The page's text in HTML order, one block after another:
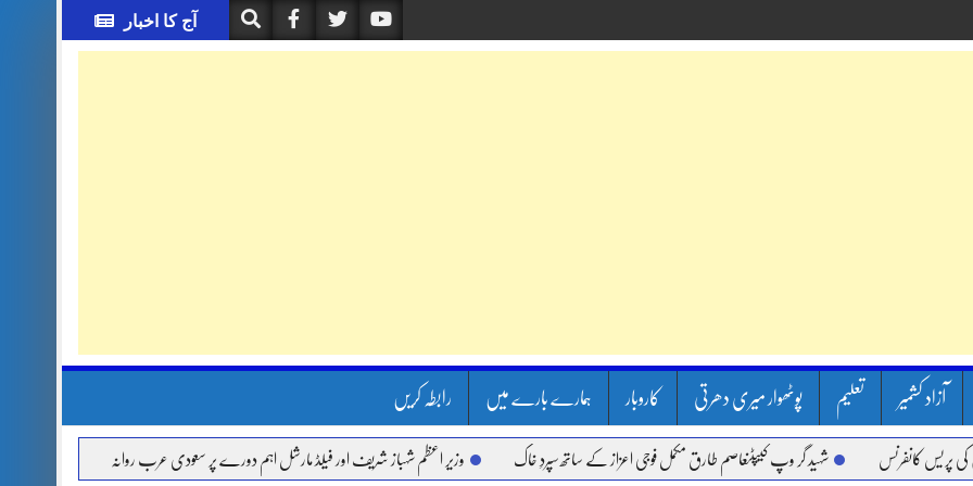
آج کا اخبار
آزاد کشمیر تعلیم پوٹھوار میری دھرتی کاروبار ہمارے بارے میں رابطہ کریں
شہید گر وپ کیپٹنعاصم طارق مکمل فوجی اعزاز کے ساتھ سپردِ خاک وزیر اعظم شہباز شریف اور فیلڈ مارشل اہم دورے پر سعودی عرب روانہ آئی ایم ایف مخصوص